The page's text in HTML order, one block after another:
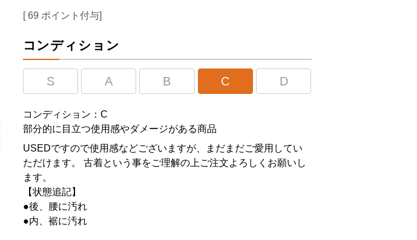
[ 69 ポイント付与]
コンディション
S A B C D
コンディション：C
部分的に目立つ使用感やダメージがある商品
USEDですので使用感などございますが、まだまだご愛用してい
ただけます。 古着という事をご理解の上ご注文よろしくお願いし
ます。
【状態追記】
●後、腰に汚れ
●内、裾に汚れ